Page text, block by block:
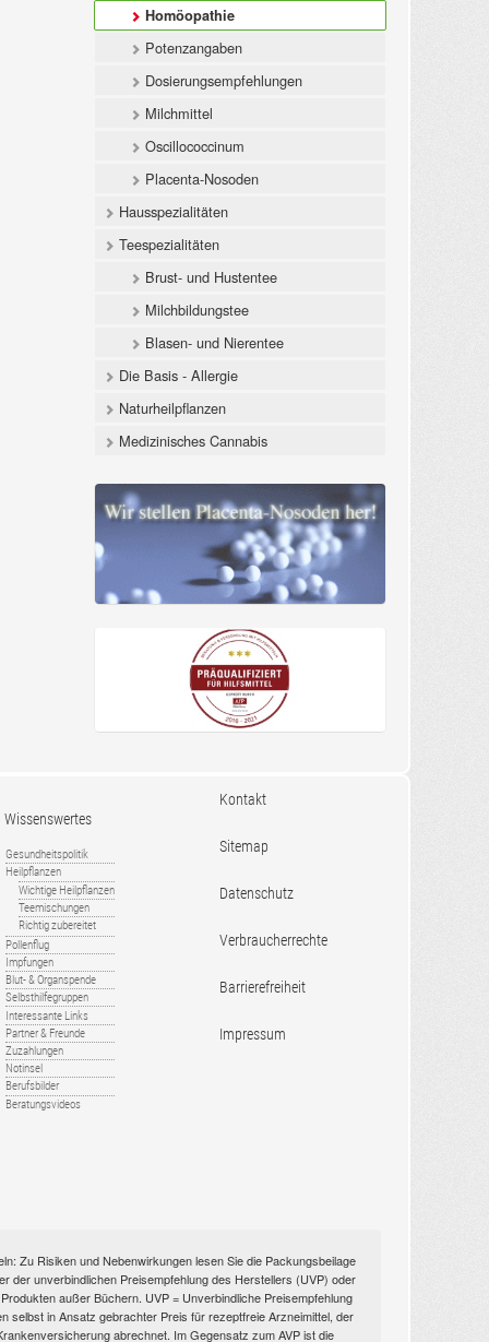
Homöopathie
Potenzangaben
Dosierungsempfehlungen
Milchmittel
Oscillococcinum
Placenta-Nosoden
Hausspezialitäten
Teespezialitäten
Brust- und Hustentee
Milchbildungstee
Blasen- und Nierentee
Die Basis - Allergie
Naturheilpflanzen
Medizinisches Cannabis
Wissenswertes
Gesundheitspolitik
Heilpflanzen
Wichtige Heilpflanzen
Teemischungen
Richtig zubereitet
Pollenflug
Impfungen
Blut- & Organspende
Selbsthilfegruppen
Interessante Links
Partner & Freunde
Zuzahlungen
Notinsel
Berufsbilder
Beratungsvideos
Kontakt
Sitemap
Datenschutz
Verbraucherrechte
Barrierefreiheit
Impressum
Zu Risiken und Nebenwirkungen lesen Sie die Packungsbeilage
der unverbindlichen Preisempfehlung des Herstellers (UVP) oder
außer Büchern. UVP = Unverbindliche Preisempfehlung
selbst in Ansatz gebrachter Preis für rezeptfreie Arzneimittel, der
abrechnet. Im Gegensatz zum AVP ist die